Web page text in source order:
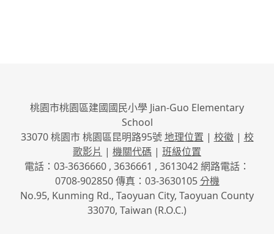
桃園市桃園區建國國民小學 Jian-Guo Elementary
School
33070 桃園市 桃園區昆明路95號地理位置 | 校徽| 校
歌影片 | 機關代碼 | 班級位置
電話：03-3636660 , 3636661 , 3613042 網路電話：
0708-902850 傳真：03-3630105分機
No.95, Kunming Rd., Taoyuan City, Taoyuan County
33070, Taiwan (R.O.C.)